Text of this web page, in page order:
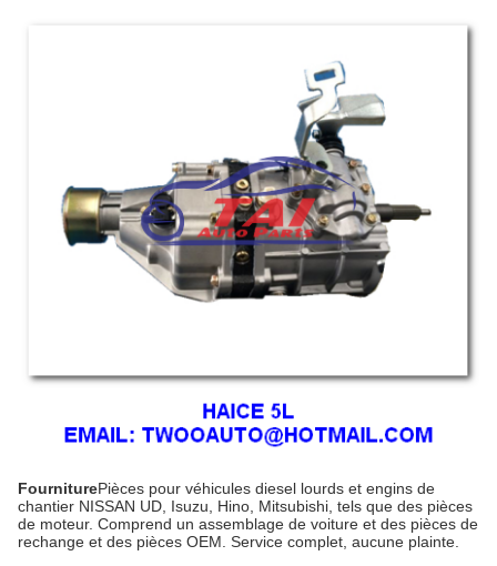
FourniturePièces pour véhicules diesel lourds et engins de
chantier NISSAN UD, Isuzu, Hino, Mitsubishi, tels que des pièces
de moteur. Comprend un assemblage de voiture et des pièces de
rechange et des pièces OEM. Service complet, aucune plainte.